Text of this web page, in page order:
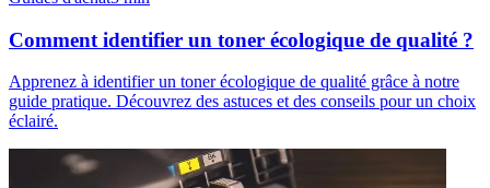
Comment identifier un toner écologique de qualité ?
Apprenez à identifier un toner écologique de qualité grâce à notre
guide pratique. Découvrez des astuces et des conseils pour un choix
éclairé.